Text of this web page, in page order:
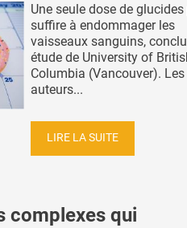
Une seule dose de
suffire à endommager les
vaisseaux sanguins,
étude de University of
Columbia (Vancouver). Les
auteurs...
LIRE LA SUITE
complexes qui